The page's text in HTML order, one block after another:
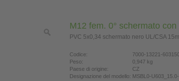
M12 fem. 0° schermato con
PVC 5x0,34 schermato nero UL/CSA 15m
Codice:
7000-13221-
Peso:
0,947 kg
Paese di origine:
CZ
Designazione del modello: MSBL0-